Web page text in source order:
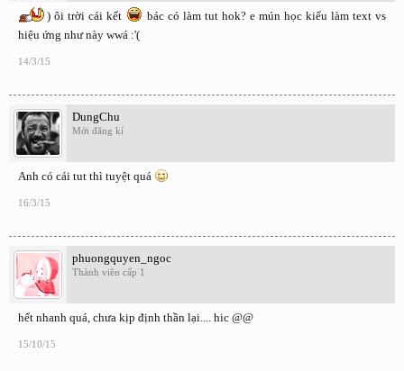
) ôi trời cái kết
bác có làm tut hok? e mún học kiểu làm text vs
hiệu ứng như này wwá :'(
14/3/15
DungChu
Mới đăng kí
Anh có cái tut thì tuyệt quá
16/3/15
phuongquyen_ngoc
Thành viên cấp 1
hết nhanh quá, chưa kịp định thần lại.... hic @@
15/10/15